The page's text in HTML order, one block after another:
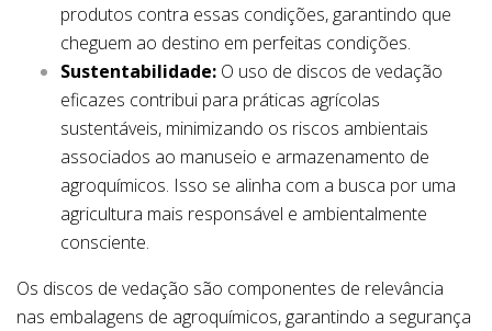
produtos contra essas condições, garantindo que
cheguem ao destino em perfeitas condições.
Sustentabilidade: O uso de discos de vedação
eficazes contribui para práticas agrícolas
sustentáveis, minimizando os riscos ambientais
associados ao manuseio e armazenamento de
agroquímicos. Isso se alinha com a busca por uma
agricultura mais responsável e ambientalmente
consciente.
Os discos de vedação são componentes de relevância
nas embalagens de agroquímicos, garantindo a segurança